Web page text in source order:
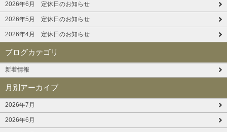
2026年6月 定休日のお知らせ
2026年5月 定休日のお知らせ
2026年4月 定休日のお知らせ
ブログカテゴリ
新着情報
月別アーカイブ
2026年7月
2026年6月